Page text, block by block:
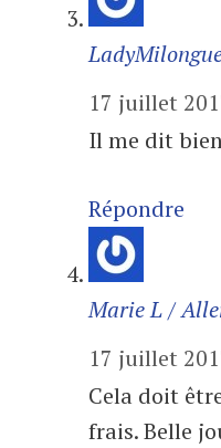
17 juillet
Il me dit
Répondre
Marie L /
17 juillet
Cela doit
frais. Belle